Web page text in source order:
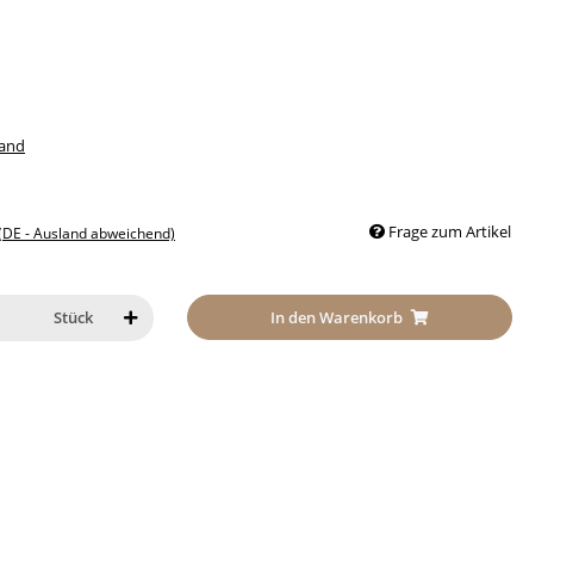
- Ausland abweichend) Frage zum Artikel
Stück In den Warenkorb